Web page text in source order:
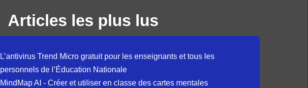
Articles les plus lus
L’antivirus Trend Micro gratuit pour les enseignants et tous les
personnels de l’Éducation Nationale
MindMap AI - Créer et utiliser en classe des cartes mentales